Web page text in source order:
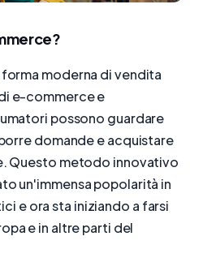
forma moderna di vendita
e-commerce e
possono guardare
domande e acquistare
Questo metodo innovativo
un'immensa popolarità in
e ora sta iniziando a farsi
e in altre parti del